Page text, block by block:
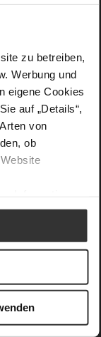
zu betreiben,
Werbung und
eigene Cookies
auf „Details“,
von
ob
(LEATHER
Decksohle